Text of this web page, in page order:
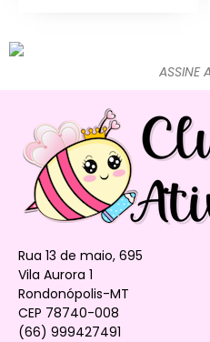
ASSINE
Rua 13 de maio, 695
Vila Aurora 1
Rondonópolis-MT
CEP 78740-008
(66) 999427491